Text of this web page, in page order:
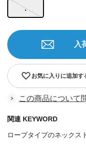
.
お気に入りに追加す
入
この商品について
関連 KEYWORD
ロープタイプのネックス